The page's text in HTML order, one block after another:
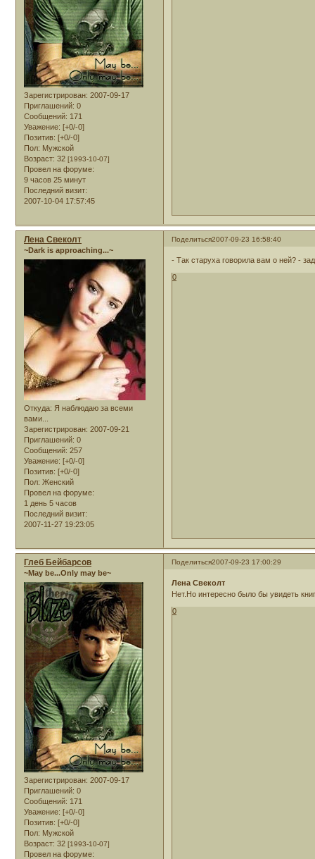
Зарегистрирован: 2007-09-17
Приглашений: 0
Сообщений: 171
Уважение: [+0/-0]
Позитив: [+0/-0]
Пол: Мужской
Возраст: 32 [1993-10-07]
Провел на форуме:
9 часов 25 минут
Последний визит:
2007-10-04 17:57:45
Поделиться2007-09-23 16:58:40
Лена Свеколт
~Dark is approaching...~
Откуда: Я наблюдаю за всеми
вами...
Зарегистрирован: 2007-09-21
Приглашений: 0
Сообщений: 257
Уважение: [+0/-0]
Позитив: [+0/-0]
Пол: Женский
Провел на форуме:
1 день 5 часов
Последний визит:
2007-11-27 19:23:05
- Так старуха говорила вам о ней? -
0
Поделиться2007-09-23 17:00:29
Глеб Бейбарсов
~May be...Only may be~
Зарегистрирован: 2007-09-17
Приглашений: 0
Сообщений: 171
Уважение: [+0/-0]
Позитив: [+0/-0]
Пол: Мужской
Возраст: 32 [1993-10-07]
Провел на форуме:
Лена Свеколт
Нет.Но интересно было бы увидеть
0